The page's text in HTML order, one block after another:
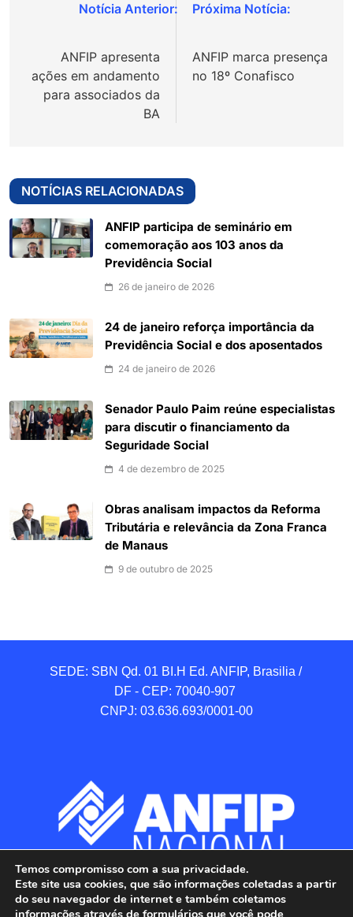
Navegação
Post
ANFIP apresenta
ações em andamento
para associados da
BA
ANFIP marca presença
no 18º Conafisco
NOTÍCIAS RELACIONADAS
ANFIP participa de seminário em
comemoração aos 103 anos da
Previdência Social
26 de janeiro de 2026
24 de janeiro reforça importância da
Previdência Social e dos aposentados
24 de janeiro de 2026
Senador Paulo Paim reúne especialistas
para discutir o financiamento da
Seguridade Social
4 de dezembro de 2025
Obras analisam impactos da Reforma
Tributária e relevância da Zona Franca
de Manaus
9 de outubro de 2025
SEDE: SBN Qd. 01 BI.H Ed. ANFIP, Brasilia /
DF - CEP: 70040-907
CNPJ: 03.636.693/0001-00
Temos compromisso com a sua privacidade.
Este site usa cookies, que são informações coletadas a partir
do seu navegador de internet e também coletamos
informações através de formulários que você pode